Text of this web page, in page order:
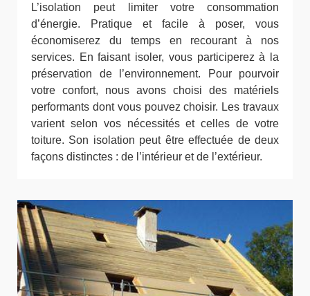
L’isolation peut limiter votre consommation
d’énergie. Pratique et facile à poser, vous
économiserez du temps en recourant à nos
services. En faisant isoler, vous participerez à la
préservation de l’environnement. Pour pourvoir
votre confort, nous avons choisi des matériels
performants dont vous pouvez choisir. Les travaux
varient selon vos nécessités et celles de votre
toiture. Son isolation peut être effectuée de deux
façons distinctes : de l’intérieur et de l’extérieur.